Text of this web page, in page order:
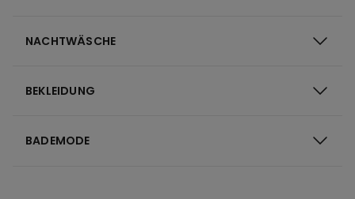
NACHTWÄSCHE
BEKLEIDUNG
BADEMODE